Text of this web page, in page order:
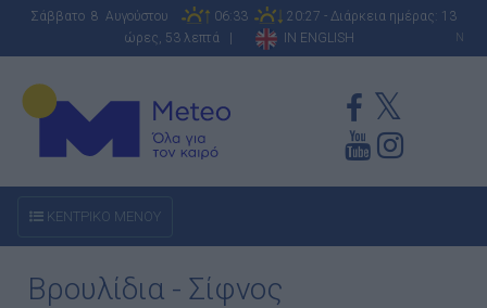
Σάββατο 8 Αυγούστου 06:33
20:27 - Διάρκεια ημέρας: 13
ώρες, 53 λεπτά |
IN ENGLISH N
ΚΕΝΤΡΙΚΟ ΜΕΝΟΥ
Βρουλίδια - Σίφνος